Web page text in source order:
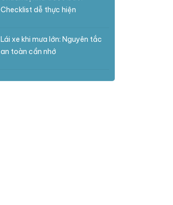
Checklist dễ thực hiện
Lái xe khi mưa lớn: Nguyên tắc
an toàn cần nhớ